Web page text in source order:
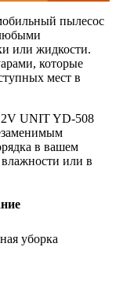
пылесос
или жидкости.
которые
мест в
UNIT YD-508
в вашем
или в
уборка